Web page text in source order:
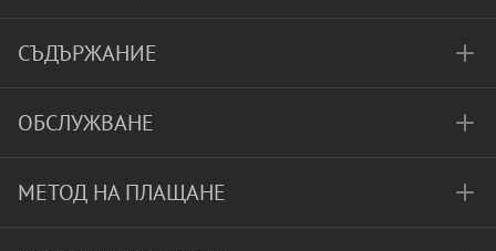
СЪДЪРЖАНИЕ
ОБСЛУЖВАНЕ
МЕТОД НА ПЛАЩАНЕ